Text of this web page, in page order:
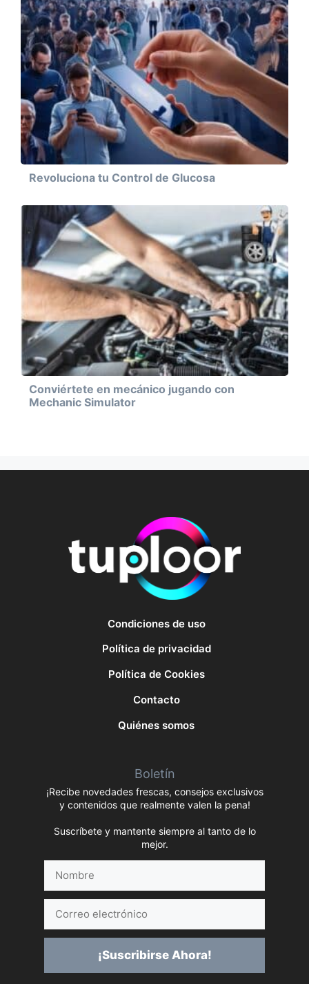
Revoluciona tu Control de Glucosa
Conviértete en mecánico jugando con
Mechanic Simulator
Condiciones de uso
Política de privacidad
Política de Cookies
Contacto
Quiénes somos
Boletín
¡Recibe novedades frescas, consejos exclusivos
y contenidos que realmente valen la pena!
Suscríbete y mantente siempre al tanto de lo
mejor.
electrónico
¡Suscribirse Ahora!